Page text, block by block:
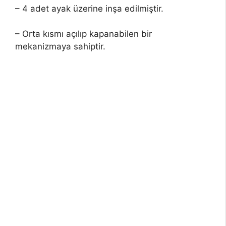
– 4 adet ayak üzerine inşa edilmiştir.
– Orta kısmı açılıp kapanabilen bir
mekanizmaya sahiptir.